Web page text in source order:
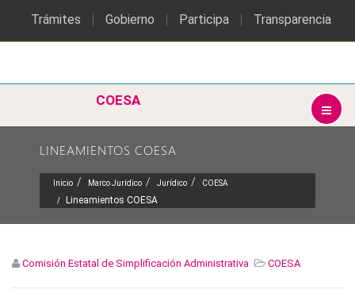
Trámites Gobierno Participa Transparencia
COESA
LINEAMIENTOS COESA
Inicio Marco Jurídico Jurídico COESA
Lineamientos COESA
Comisión Estatal de Simplificación Administrativa COESA